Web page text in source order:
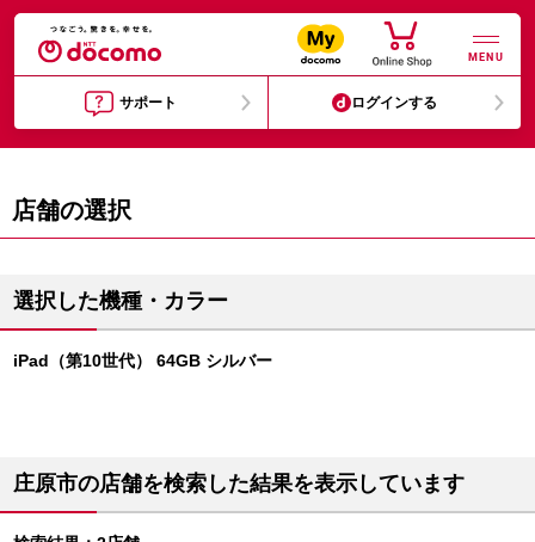
MENU
サポート ログインする
店舗の選択
選択した機種・カラー
iPad（第10世代） 64GB シルバー
庄原市の店舗を検索した結果を表示しています